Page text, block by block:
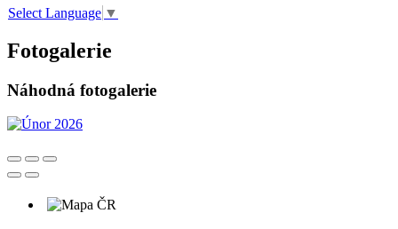
Select Language ▼
Fotogalerie
Náhodná fotogalerie